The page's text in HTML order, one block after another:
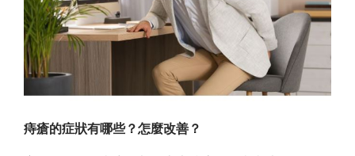
痔瘡的症狀有哪些？怎麼改善？